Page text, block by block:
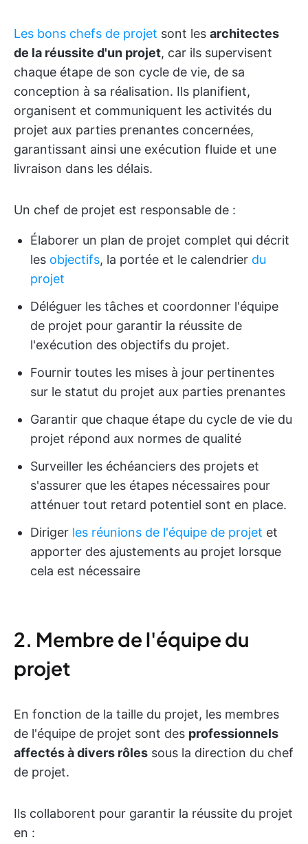
Les bons chefs de projet sont les architectes
de la réussite d'un projet, car ils supervisent
chaque étape de son cycle de vie, de sa
conception à sa réalisation. Ils planifient,
organisent et communiquent les activités du
projet aux parties prenantes concernées,
garantissant ainsi une exécution fluide et une
livraison dans les délais.
Un chef de projet est responsable de :
Élaborer un plan de projet complet qui décrit
les objectifs, la portée et le calendrier du
projet
Déléguer les tâches et coordonner l'équipe
de projet pour garantir la réussite de
l'exécution des objectifs du projet.
Fournir toutes les mises à jour pertinentes
sur le statut du projet aux parties prenantes
Garantir que chaque étape du cycle de vie du
projet répond aux normes de qualité
Surveiller les échéanciers des projets et
s'assurer que les étapes nécessaires pour
atténuer tout retard potentiel sont en place.
Diriger les réunions de l'équipe de projet et
apporter des ajustements au projet lorsque
cela est nécessaire
2. Membre de l'équipe du
projet
En fonction de la taille du projet, les membres
de l'équipe de projet sont des professionnels
affectés à divers rôles sous la direction du chef
de projet.
Ils collaborent pour garantir la réussite du projet
en :